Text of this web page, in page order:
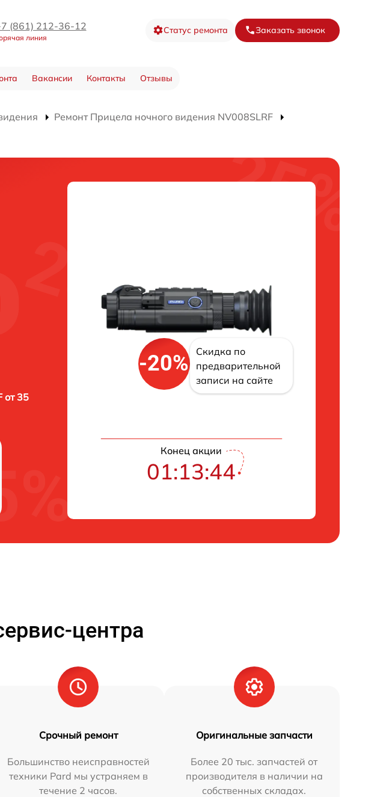
(861) 212-36-12
линия
Статус ремонта Заказать звонок
Вакансии Контакты Отзывы
Ремонт Прицела ночного видения NV008SLRF
от 35
-20%
Скидка по
предварительной
записи на сайте
Конец акции
01:13:43
центра
Срочный ремонт
Большинство неисправностей
техники Pard мы устраняем в
течение 2 часов.
Оригинальные запчасти
Более 20 тыс. запчастей от
производителя в наличии на
собственных складах.